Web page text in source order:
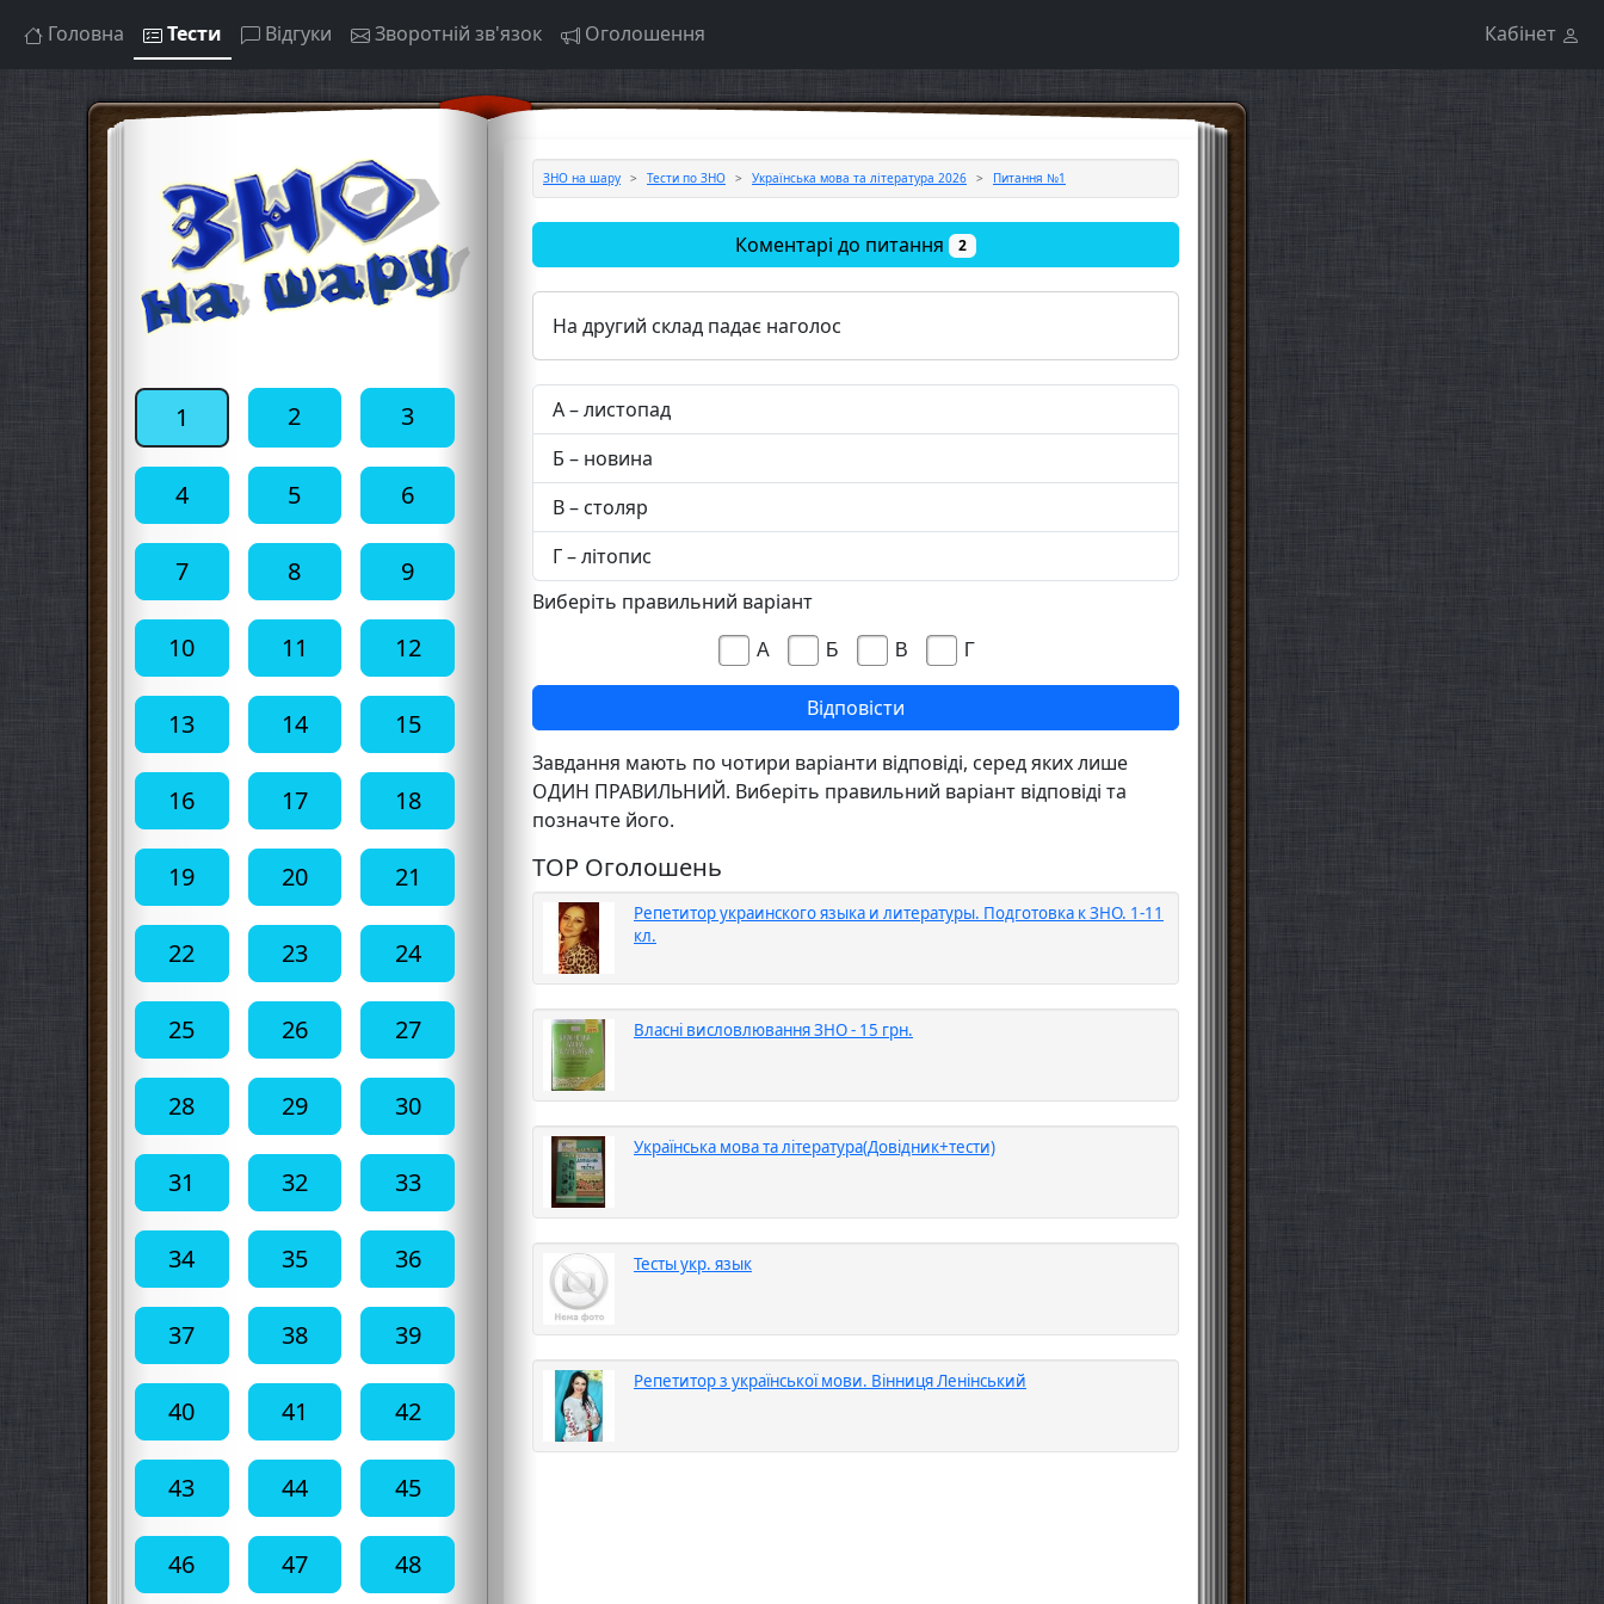
Головна Тести Відгуки Зворотній зв'язок Оголошення Кабінет
1 2 3
4 5 6
7 8 9
10 11 12
13 14 15
16 17 18
19 20 21
22 23 24
25 26 27
28 29 30
31 32 33
34 35 36
37 38 39
40 41 42
43 44 45
46 47 48
ЗНО на шару Тести по ЗНО Українська мова та література 2026 Питання №1
Коментарі до питання 2
На другий склад падає наголос
А – листопад
Б – новина
В – столяр
Г – літопис
Виберіть правильний варіант
А Б В Г
Завдання мають по чотири варіанти відповіді, серед яких лише
ОДИН ПРАВИЛЬНИЙ. Виберіть правильний варіант відповіді та
позначте його.
TOP Оголошень
Репетитор украинского языка и литературы. Подготовка к ЗНО. 1-11
кл.
Власні висловлювання ЗНО - 15 грн.
Українська мова та література(Довідник+тести)
Тесты укр. язык
Репетитор з української мови. Вінниця Ленінський